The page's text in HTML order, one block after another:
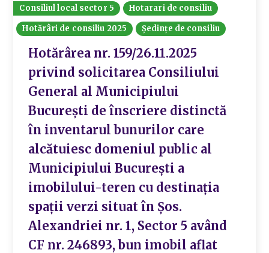
Consiliul local sector 5
Hotarari de consiliu
Hotărâri de consiliu 2025
Ședințe de consiliu
Hotărârea nr. 159/26.11.2025
privind solicitarea Consiliului
General al Municipiului
București de înscriere distinctă
în inventarul bunurilor care
alcătuiesc domeniul public al
Municipiului București a
imobilului-teren cu destinația
spații verzi situat în Șos.
Alexandriei nr. 1, Sector 5 având
CF nr. 246893, bun imobil aflat